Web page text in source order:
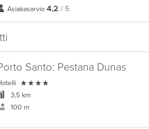
Asiakasarvio 4,2 / 5
Santo: Pestana Dunas

3,5 km
100 m